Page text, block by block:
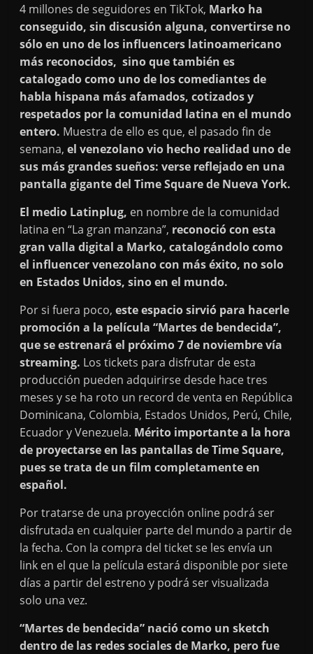
4 millones de seguidores en TikTok, Marko ha
conseguido, sin discusión alguna, convertirse no
sólo en uno de los influencers latinoamericano
más reconocidos, sino que también es
catalogado como uno de los comediantes de
habla hispana más afamados, cotizados y
respetados por la comunidad latina en el mundo
entero. Muestra de ello es que, el pasado fin de
semana,el venezolano vio hecho realidad uno de
sus más grandes sueños: verse reflejado en una
pantalla gigante del Time Square de Nueva York.
El medio Latinplug, en nombre de la comunidad
latina en “La gran manzana”, reconoció con esta
gran valla digital a Marko, catalogándolo como
el influencer venezolano con más éxito, no solo
en Estados Unidos, sino en el mundo.
Por si fuera poco,este espacio sirvió para hacerle
promoción a la película “Martes de bendecida”,
que se estrenará el próximo 7 de noviembre vía
streaming. Los tickets para disfrutar de esta
producción pueden adquirirse desde hace tres
meses y se ha roto un record de venta en República
Dominicana, Colombia, Estados Unidos, Perú, Chile,
Ecuador y Venezuela. Mérito importante a la hora
de proyectarse en las pantallas de Time Square,
pues se trata de un film completamente en
español.
Por tratarse de una proyección online podrá ser
disfrutada en cualquier parte del mundo a partir de
la fecha. Con la compra del ticket se les envía un
link en el que la película estará disponible por siete
días a partir del estreno y podrá ser visualizada
solo una vez.
“Martes de bendecida” nació como un sketch
dentro de las redes sociales de Marko, pero fue